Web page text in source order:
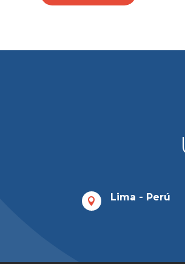
 Lima - Perú